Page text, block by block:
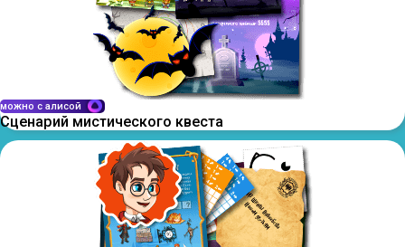
можно с алисой
Сценарий мистического квеста